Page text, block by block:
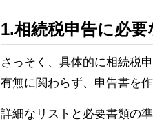
1.相続税申告に必
さっそく、具体的に相続税
有無に関わらず、申告書を
詳細なリストと必要書類の